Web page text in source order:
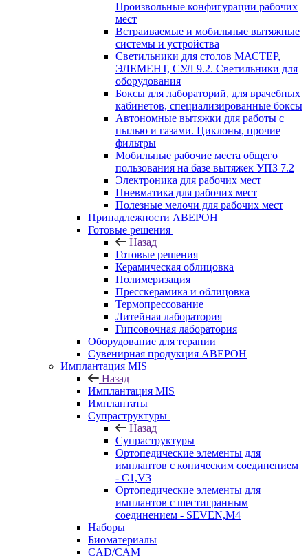
Произвольные конфигурации рабочих
мест
Встраиваемые и мобильные вытяжные
системы и устройства
Светильники для столов МАСТЕР,
ЭЛЕМЕНТ, СУЛ 9.2. Светильники для
оборудования
Боксы для лабораторий, для врачебных
кабинетов, специализированные боксы
Автономные вытяжки для работы с
пылью и газами. Циклоны, прочие
фильтры
Мобильные рабочие места общего
пользования на базе вытяжек УПЗ 7.2
Электроника для рабочих мест
Пневматика для рабочих мест
Полезные мелочи для рабочих мест
Принадлежности АВЕРОН
Готовые решения
Назад
Готовые решения
Керамическая облицовка
Полимеризация
Пресскерамика и облицовка
Термопрессование
Литейная лаборатория
Гипсовочная лаборатория
Оборудование для терапии
Сувенирная продукция АВЕРОН
Имплантация MIS
Назад
Имплантация MIS
Имплантаты
Супраструктуры
Назад
Супраструктуры
Ортопедические элементы для
имплантов с коническим соединением
- C1,V3
Ортопедические элементы для
имплантов с шестигранным
соединением - SEVEN,M4
Наборы
Биоматериалы
CAD/CAM